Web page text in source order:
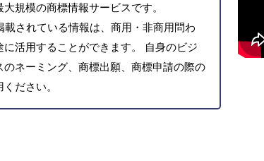
規模の商標情報サービスです。
載されている情報は、商用・非商用問わ
活用することができます。 自身のビジ
のネーミング、商標出願、商標申請の際の
ださい。